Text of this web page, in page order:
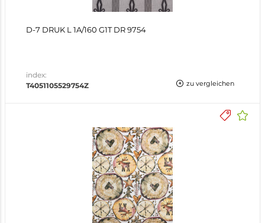
D-7 DRUK L 1A/160 G1T DR 9754
index:
T4051105529754Z
zu vergleichen